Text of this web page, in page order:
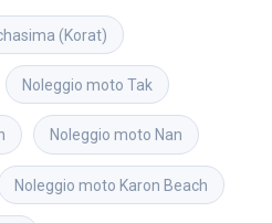
(Korat)
Noleggio moto Tak
Noleggio moto Nan
Noleggio moto Karon Beach